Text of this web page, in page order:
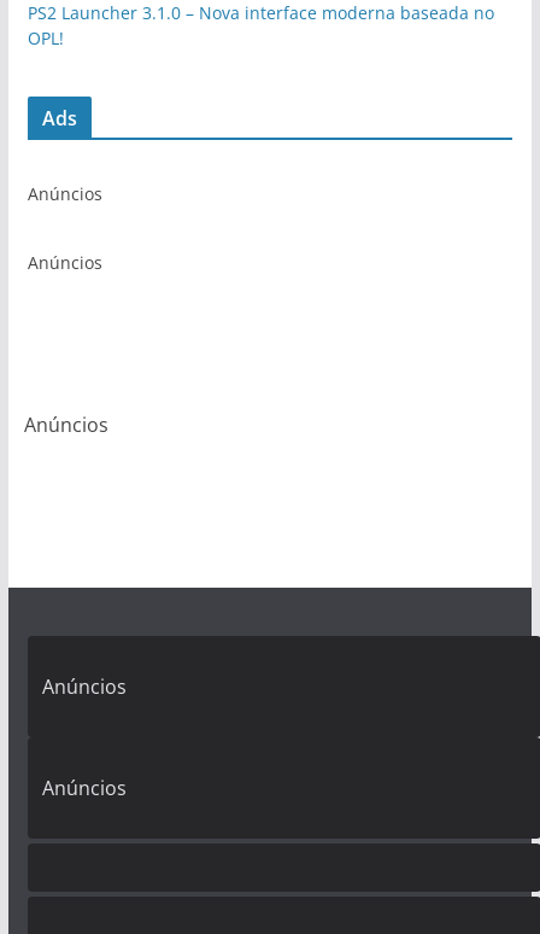
PS2 Launcher 3.1.0 – Nova interface moderna baseada no
OPL!
Ads
Anúncios
Anúncios
Anúncios
Anúncios
Anúncios